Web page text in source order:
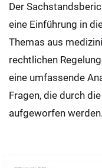
Der
eine Einführung in
Themas aus
rechtlichen
eine umfassende
Fragen, die durch
aufgeworfen werden.